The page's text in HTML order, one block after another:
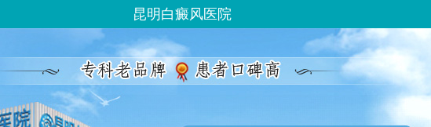
昆明白癜风医院